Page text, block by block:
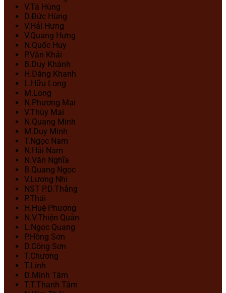
V.Tá Hùng
D.Đức Hùng
V.Hải Hưng
V.Quang Hưng
N.Quốc Huy
P.Văn Khải
B.Duy Khánh
H.Đăng Khanh
L.Hữu Long
M.Long
N.Phương Mai
V.Thùy Mai
N.Quang Minh
M.Duy Minh
T.Ngọc Nam
N.Hải Nam
N.Văn Nghĩa
B.Quang Ngọc
V.Lương Nhi
NST P.D.Thắng
P.Thái
H.Huệ Phương
N.V.Thiện Quân
L.Ngọc Quang
P.Hồng Sơn
D.Công Sơn
T.Chương
T.Linh
Đ.Minh Tâm
T.T.Thanh Tâm